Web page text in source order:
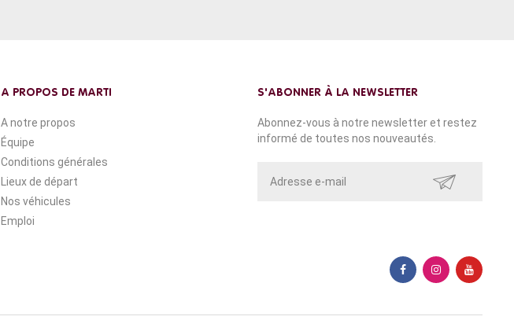
A PROPOS DE MARTI
A notre propos
Équipe
Conditions générales
Lieux de départ
Nos véhicules
Emploi
S'ABONNER À LA NEWSLETTER
Abonnez-vous à notre newsletter et restez
informé de toutes nos nouveautés.
ENVOYER